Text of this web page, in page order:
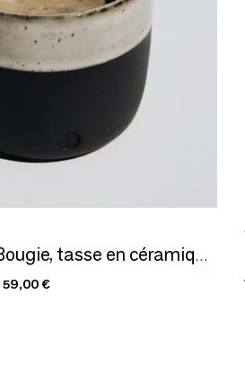
Coffret Matin | Bougie, tasse en céramique "Deep Earth" et café
59,00 €